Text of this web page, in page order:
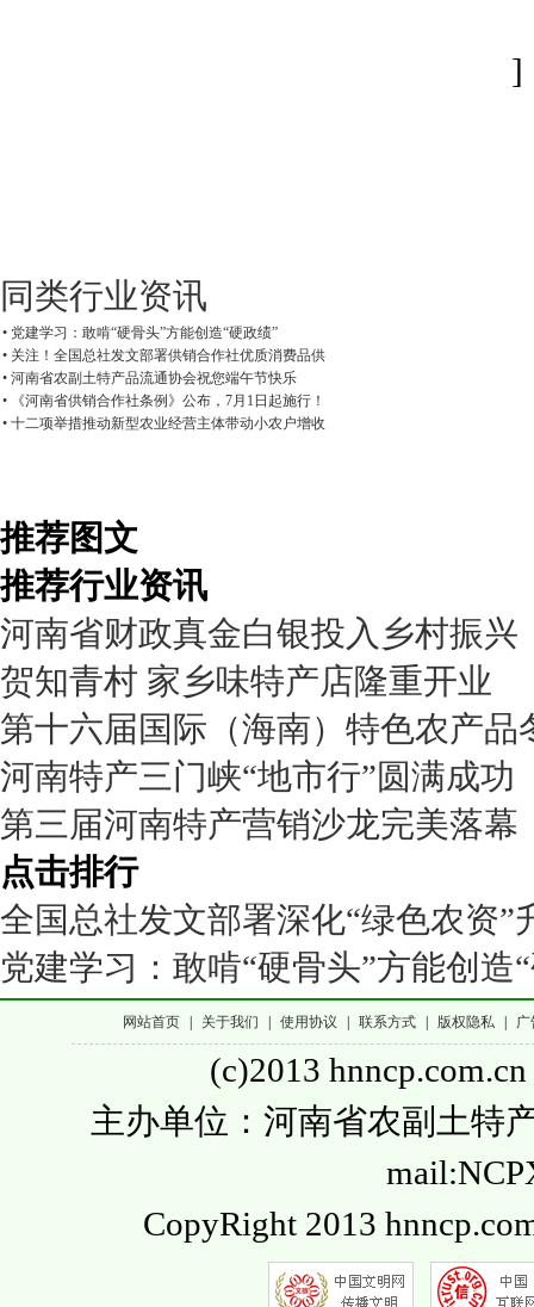
同类行业资讯
• 党建学习：敢啃“硬骨头”方能创造“硬政绩”
• 关注！全国总社发文部署供销合作社优质消费品供
• 河南省农副土特产品流通协会祝您端午节快乐
• 《河南省供销合作社条例》公布，7月1日起施行！
• 十二项举措推动新型农业经营主体带动小农户增收
推荐图文
推荐行业资讯
河南省财政真金白银投入乡村振兴
贺知青村 家乡味特产店隆重开业
第十六届国际（海南）特色农产
河南特产三门峡“地市行”圆满成功
第三届河南特产营销沙龙完美落幕
点击排行
全国总社发文部署深化“绿色农资”
党建学习：敢啃“硬骨头”方能创造
网站首页 关于我们 使用协议 联系方式 版权隐私 广
(c)2013
主办单位：河南省农副土特
CopyRight 2013